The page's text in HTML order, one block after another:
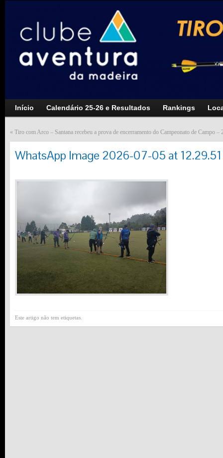
Início Calendário 25-26 e Resultados Rankings
« Tiro com Arco – Santana recebeu a prova de encerramento do Campeonato de Campo –
WhatsApp Image 2026-07-05 at 12.29.51
Este artigo não tem etiquetas.